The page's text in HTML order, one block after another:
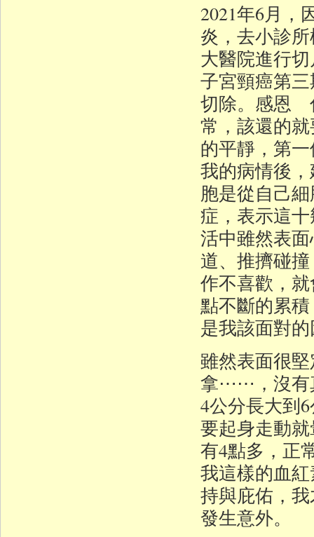
2021年6月，
炎，去小診
大醫院進行
子宮頸癌第
切除。感恩
常，該還的
的平靜，第
我的病情後
胞是從自己
症，表示這
活中雖然表
道、推擠碰
作不喜歡，
點不斷的累
是我該面對
雖然表面很
拿⋯⋯，沒有
4公分長大到
要起身走動
有4點多，正
我這樣的血
持與庇佑，
發生意外。